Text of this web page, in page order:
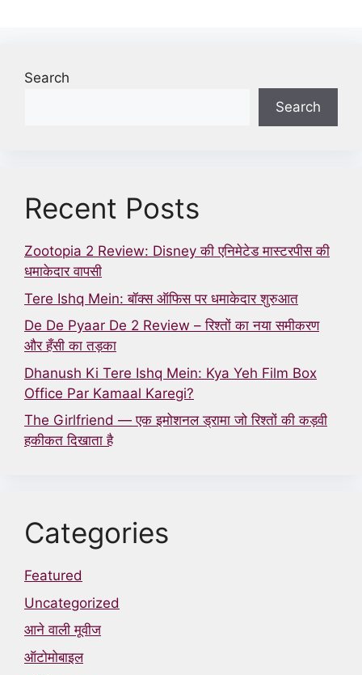
Search
Search
Recent Posts
Zootopia 2 Review: Disney की एनिमेटेड मास्टरपीस की
धमाकेदार वापसी
Tere Ishq Mein: बॉक्स ऑफिस पर धमाकेदार शुरुआत
De De Pyaar De 2 Review – रिश्तों का नया समीकरण
और हँसी का तड़का
Dhanush Ki Tere Ishq Mein: Kya Yeh Film Box
Office Par Kamaal Karegi?
The Girlfriend — एक इमोशनल ड्रामा जो रिश्तों की कड़वी
हकीकत दिखाता है
Categories
Featured
Uncategorized
आने वाली मूवीज
ऑटोमोबाइल